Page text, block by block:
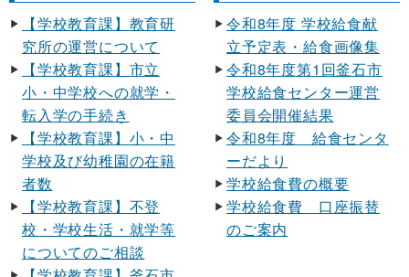
【学校教育課】教育研
究所の運営について
【学校教育課】市立
小・中学校への就学・
転入学の手続き
【学校教育課】小・中
学校及び幼稚園の在籍
者数
【学校教育課】不登
校・学校生活・就学等
についてのご相談
令和8年度 学校給食献
立予定表・給食画像集
令和8年度第1回釜石市
学校給食センター運営
委員会開催結果
令和8年度 給食センタ
ーだより
学校給食費の概要
学校給食費 口座振替
のご案内